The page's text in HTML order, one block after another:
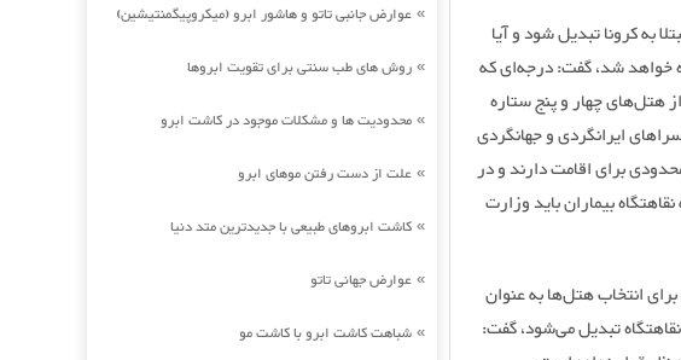
» عوارض جانبی تاتو و هاشور ابرو (میکروپیگمنتیشین)
» روش های طب سنتی برای تقویت ابروها
» محدودیت ها و مشکلات موجود در کاشت ابرو
» علت از دست رفتن موهای ابرو
» کاشت ابروهای طبیعی با جدیدترین متد دنیا
» عوارض جهانی تاتو
» شباهت کاشت ابرو با کاشت مو
به کرونا تبدیل شود و آیا
خواهد شد، گفت: درجه‌ای که
هتل‌های چهار و پنج ستاره
ایرانگردی و جهانگردی
برای اقامت دارند و در
بیماران باید وزارت
انتخاب هتل‌ها به عنوان
تبدیل می‌شود، گفت: